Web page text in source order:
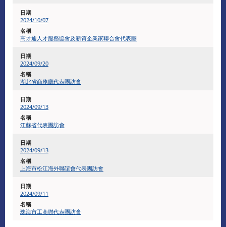
2024/10/07
高才通人才服務協會及新質企業家聯合會代表團
2024/09/20
湖北省商務廳代表團訪會
2024/09/13
江蘇省代表團訪會
2024/09/13
上海市松江海外聯誼會代表團訪會
2024/09/11
珠海市工商聯代表團訪會